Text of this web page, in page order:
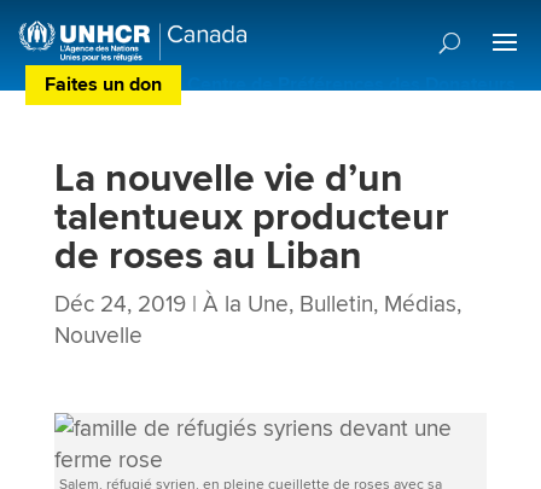
Faites un don Centre de Préférences des Donateurs
La nouvelle vie d’un
talentueux producteur
de roses au Liban
Déc 24, 2019| À la Une, Bulletin, Médias,
Nouvelle
Salem, réfugié syrien, en pleine cueillette de roses avec sa